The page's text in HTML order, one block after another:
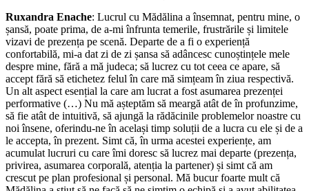
Ruxandra Enache: Lucrul cu Mădălina a însemnat, pentru mine, o
șansă, poate prima, de a-mi înfrunta temerile, frustrările și limitele
vizavi de prezența pe scenă. Departe de a fi o experiență
confortabilă, mi-a dat zi de zi șansa să adâncesc cunoștințele mele
despre mine, fără a mă judeca; să lucrez cu tot ceea ce apare, să
accept fără să etichetez felul în care mă simțeam în ziua respectivă.
Un alt aspect esențial la care am lucrat a fost asumarea prezenței
performative (…) Nu mă așteptăm să meargă atât de în profunzime,
să fie atât de intuitivă, să ajungă la rădăcinile problemelor noastre cu
noi însene, oferindu-ne în același timp soluții de a lucra cu ele și de a
le accepta, în prezent. Simt că, în urma acestei experiențe, am
acumulat lucruri cu care îmi doresc să lucrez mai departe (prezența,
privirea, asumarea corporală, atenția la partener) și simt că am
crescut pe plan profesional și personal. Mă bucur foarte mult că